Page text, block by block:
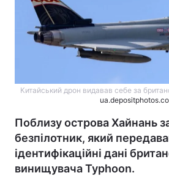
Китайський дрон видавав себе за
Поблизу острова Хайнань
безпілотник, який
ідентифікаційні дані
винищувача Typhoon.